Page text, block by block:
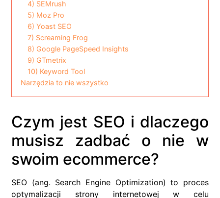
4) SEMrush
5) Moz Pro
6) Yoast SEO
7) Screaming Frog
8) Google PageSpeed Insights
9) GTmetrix
10) Keyword Tool
Narzędzia to nie wszystko
Czym jest SEO i dlaczego
musisz zadbać o nie w
swoim ecommerce?
SEO (ang. Search Engine Optimization) to proces
optymalizacji strony internetowej w celu